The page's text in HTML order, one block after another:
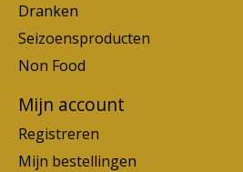
Dranken
Seizoensproducten
Non Food
Mijn account
Registreren
Mijn bestellingen